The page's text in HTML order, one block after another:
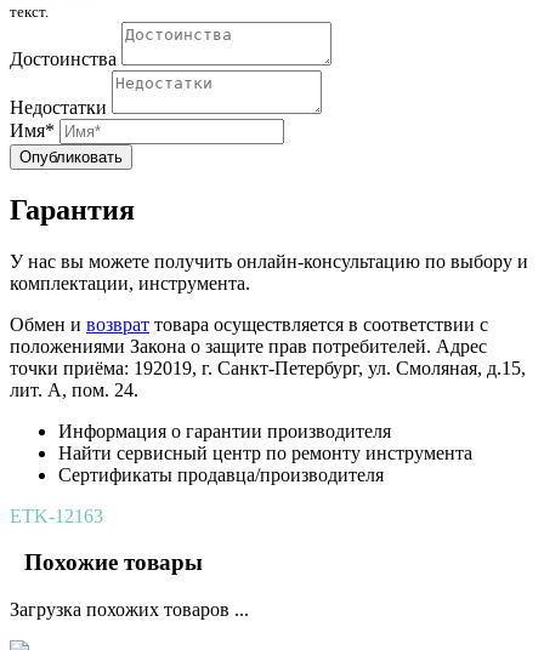
текст.
Достоинства
Недостатки
Имя*
Опубликовать
Гарантия
У нас вы можете получить онлайн-консультацию по выбору и
комплектации, инструмента.
Обмен и возврат товара осуществляется в соответствии с
положениями Закона о защите прав потребителей. Адрес
точки приёма: 192019, г. Санкт-Петербург, ул. Смоляная, д.15,
лит. А, пом. 24.
Информация о гарантии производителя
Найти сервисный центр по ремонту инструмента
Сертификаты продавца/производителя
ETK-12163
Похожие товары
Загрузка похожих товаров ...